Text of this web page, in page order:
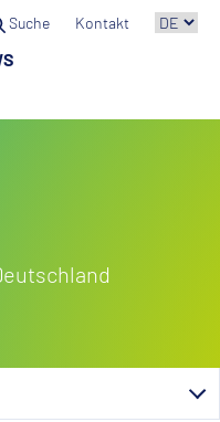
Suche Kontakt